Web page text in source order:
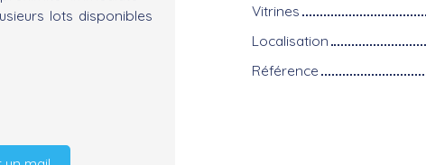
lots disponibles
Vitrines
Localisation
Référence